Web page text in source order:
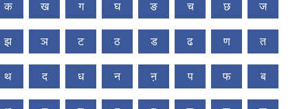
क ख ग घ ङ च छ ज
झ ञ ट ठ ड ढ ण त
थ द ध न ऩ प फ ब